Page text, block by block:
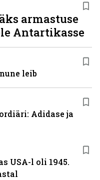
USA-l oli 1945.
armastuse
Antartikasse
leib
Adidase ja